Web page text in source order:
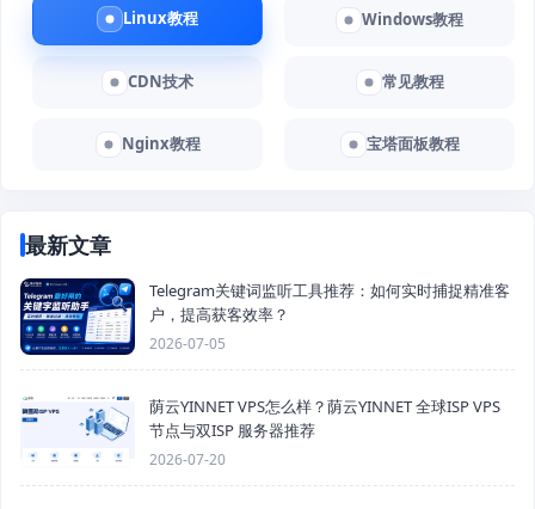
Linux教程 Windows教程
CDN技术 常见教程
Nginx教程 宝塔面板教程
最新文章
Telegram关键词监听工具推荐：如何实时捕捉精准客
户，提高获客效率？
2026-07-05
荫云YINNET VPS怎么样？荫云YINNET 全球ISP VPS
节点与双ISP 服务器推荐
2026-07-20